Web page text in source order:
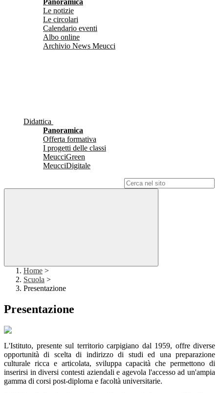
Panoramica
Le notizie
Le circolari
Calendario eventi
Albo online
Archivio News Meucci
Didattica
Panoramica
Offerta formativa
I progetti delle classi
MeucciGreen
MeucciDigitale
Home >
Scuola >
Presentazione
Presentazione
L'Istituto, presente sul territorio carpigiano dal 1959, offre diverse
opportunità di scelta di indirizzo di studi ed una preparazione
culturale ricca e articolata, sviluppa capacità che permettono di
inserirsi in diversi contesti aziendali e agevola l'accesso ad un'ampia
gamma di corsi post-diploma e facoltà universitarie.